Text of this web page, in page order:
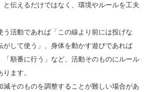
と伝えるだけではなく、環境やルールを工夫
う活動であれば「この線より前には投げな
がして使う」、身体を動かす遊びであれば
「順番に行う」など、活動そのものにルール
ます。
減そのものを調整することが難しい場合があ